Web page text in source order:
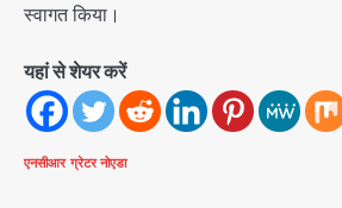
स्वागत किया।
यहां से शेयर करें
एनसीआर ग्रेटर नोएडा